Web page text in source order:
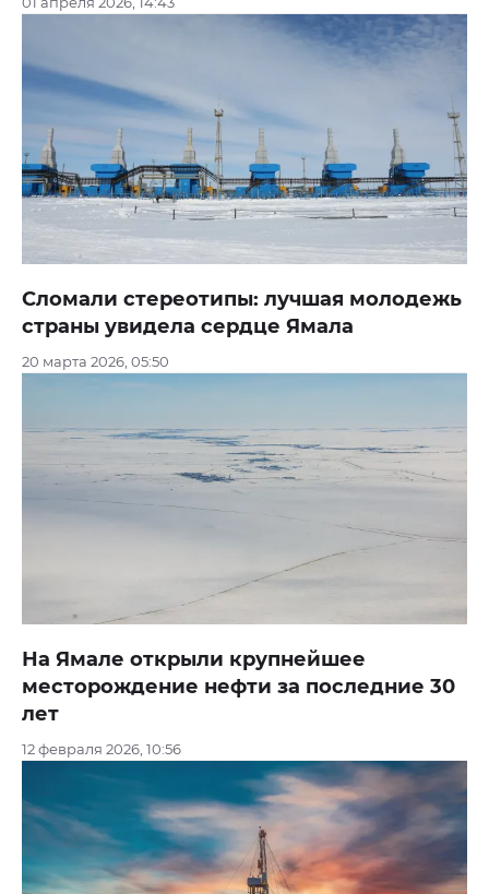
Сломали стереотипы: лучшая молодежь
страны увидела сердце Ямала
20 марта 2026, 05:50
На Ямале открыли крупнейшее
месторождение нефти за последние 30
лет
12 февраля 2026, 10:56